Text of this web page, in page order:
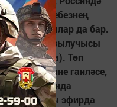
дә бар. Үзебезнең
баручылар да бар.
артык язылучысы
(Рәхимова). Төп
һәр көнне гаиләсе,
авылы турында
белән туры эфирда